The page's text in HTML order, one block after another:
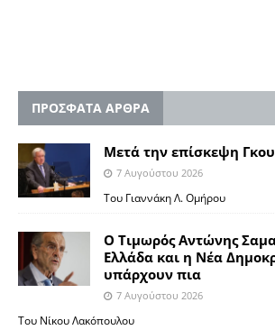
ΠΡΟΣΦΑΤΑ ΑΡΘΡΑ
Μετά την επίσκεψη
7 Αυγούστου 2026
Του Γιαννάκη Λ. Ομήρου
Ο Τιμωρός Αντώνης
Ελλάδα και η Νέα
υπάρχουν πια
7 Αυγούστου 2026
Του Νίκου Λακόπουλου